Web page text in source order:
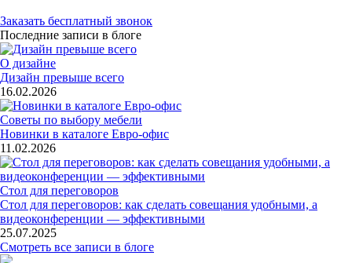
Заказать бесплатный звонок
Последние записи в блоге
О дизайне
Дизайн превыше всего
16.02.2026
Советы по выбору мебели
Новинки в каталоге Евро-офис
11.02.2026
Стол для переговоров
Стол для переговоров: как сделать совещания удобными, а
видеоконференции — эффективными
25.07.2025
Смотреть все записи в блоге